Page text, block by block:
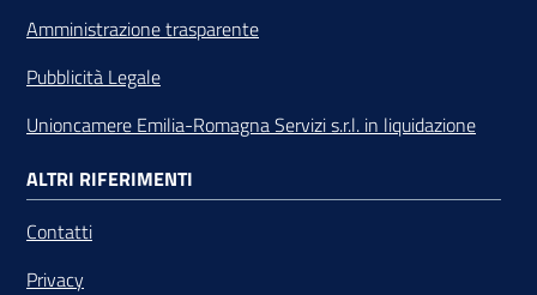
Amministrazione trasparente
Pubblicità Legale
Unioncamere Emilia-Romagna Servizi s.r.l. in liquidazione
ALTRI RIFERIMENTI
Contatti
Privacy